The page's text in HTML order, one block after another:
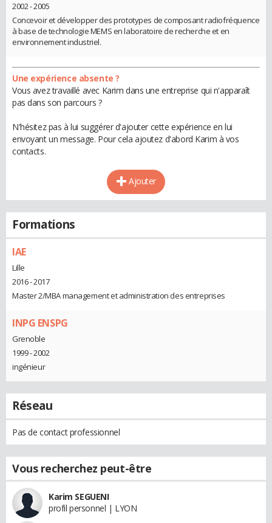
2002 - 2005
Concevoir et développer des prototypes de composant radiofréquence
à base de technologie MEMS en laboratoire de recherche et en
environnement industriel.
Une expérience absente ?
Vous avez travaillé avec Karim dans une entreprise qui n'apparaît
pas dans son parcours ?
N'hésitez pas à lui suggérer d'ajouter cette expérience en lui
envoyant un message. Pour cela ajoutez d'abord Karim à vos
contacts.
Ajouter
Formations
IAE
Lille
2016 - 2017
Master 2/MBA management et administration des entreprises
INPG ENSPG
Grenoble
1999 - 2002
ingénieur
Réseau
Pas de contact professionnel
Vous recherchez peut-être
Karim SEGUENI
profil personnel | LYON